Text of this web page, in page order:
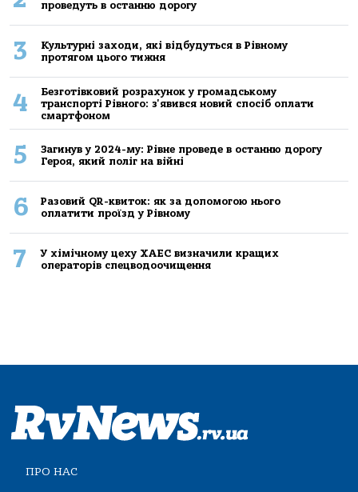
проведуть в останню дорогу
3
Культурні заходи, які відбудуться в Рівному
протягом цього тижня
4
Безготівковий розрахунок у громадському
транспорті Рівного: з'явився новий спосіб оплати
смартфоном
5
Загинув у 2024-му: Рівне проведе в останню дорогу
Героя, який поліг на війні
6
Разовий QR-квиток: як за допомогою нього
оплатити проїзд у Рівному
7
У хімічному цеху ХАЕС визначили кращих
операторів спецводоочищення
ПРО НАС